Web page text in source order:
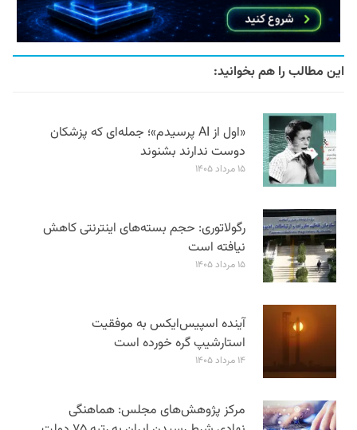
این مطالب را هم بخوانید:
«اول از AI پرسیدم»؛ جمله‌ای که پزشکان
دوست ندارند بشنوند
۱۵ مرداد ۱۴۰۵
رگولاتوری: حجم بسته‌های اینترنتی کاهش
نیافته است
۱۵ مرداد ۱۴۰۵
آینده اسپیس‌ایکس به موفقیت
استارشیپ گره خورده است
۱۴ مرداد ۱۴۰۵
مرکز پژوهش‌های مجلس: هماهنگی